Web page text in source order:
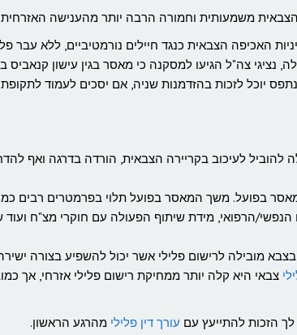
משמעותית וחמורה הרבה יותר מהענישה
עדים להקלה ושינוי במדיניות האכיפה הצבאית כנגד חיילים נורמטיביים, ללא עבר
צה"ל הגיעו למסקנה כי מאסר בגין עישון קנאביס
יוכל לזכות בהזדמנות שניה, אם יסכים לעמוד
להוביל לעיכוב בקריירה הצבאית, הורדה בדרגה ואף
בפועל. משך המאסר בפועל תלוי בפרמטרים רבים
הרפואי, מידת שיתוף הפעולה עם חוקרי מצ"ח ועוד
מובילה לרישום פלילי אשר יכול להשפיע בצורה
צבאי היא קלה יותר ממחיקת רישום פלילי אזרחי, אך
הזכות להתייעץ עם עורך דין פלילי מהרגע הראשון.